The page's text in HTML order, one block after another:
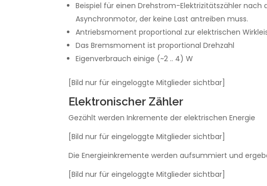
Beispiel für einen Drehstrom-Elektrizitätszähler nach
Asynchronmotor, der keine Last antreiben muss.
Antriebsmoment proportional zur elektrischen
Das Bremsmoment ist proportional Drehzahl
Eigenverbrauch einige (~2 .. 4) W
[Bild nur für eingeloggte Mitglieder sichtbar]
Elektronischer Zähler
Gezählt werden Inkremente der elektrischen Energie
[Bild nur für eingeloggte Mitglieder sichtbar]
Die Energieinkremente werden aufsummiert und
[Bild nur für eingeloggte Mitglieder sichtbar]